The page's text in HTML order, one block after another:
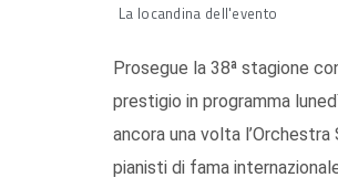
La locandina dell'evento
Prosegue la 38ª stagione
prestigio in programma
ancora una volta
pianisti di fama